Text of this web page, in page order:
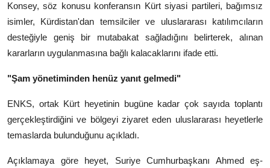
Konsey, söz konusu konferansın Kürt siyasi partileri, bağımsız
isimler, Kürdistan'dan temsilciler ve uluslararası katılımcıların
desteğiyle geniş bir mutabakat sağladığını belirterek, alınan
kararların uygulanmasına bağlı kalacaklarını ifade etti.
"Şam yönetiminden henüz yanıt gelmedi"
ENKS, ortak Kürt heyetinin bugüne kadar çok sayıda toplantı
gerçekleştirdiğini ve bölgeyi ziyaret eden uluslararası heyetlerle
temaslarda bulunduğunu açıkladı.
Açıklamaya göre heyet, Suriye Cumhurbaşkanı Ahmed eş-